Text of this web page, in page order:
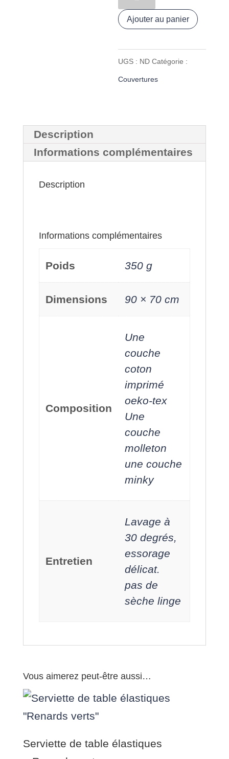
de
Couverture
molletonnée
« Animaux
de
Ajouter au panier
UGS : ND Catégorie :
Couvertures
Description
Informations complémentaires
Description
Informations complémentaires
Poids 350 g
Dimensions 90 × 70 cm
Composition
Une
couche
coton
imprimé
oeko-tex
Une
couche
molleton
une couche
minky
Entretien
Lavage à
30 degrés,
essorage
délicat.
pas de
sèche linge
Vous aimerez peut-être aussi…
Serviette de table élastiques